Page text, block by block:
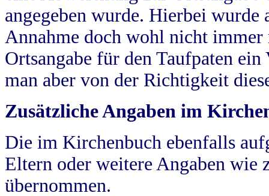
angegeben wurde. Hierbei wurde
Annahme doch wohl nicht
Ortsangabe für den Taufpaten
man aber von der Richtigkeit
Zusätzliche Angaben im
Die im Kirchenbuch ebenfalls
Eltern oder weitere Angaben wie
übernommen.